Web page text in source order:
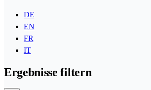
DE
EN
FR
IT
Ergebnisse filtern